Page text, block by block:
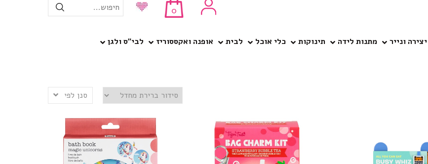
0 חיפוש...
יצירה ונייר מתנות לידה תינוקות כלי אוכל לבית אופנה ואקססוריז
לבי”ס ולגן
סנן לפי